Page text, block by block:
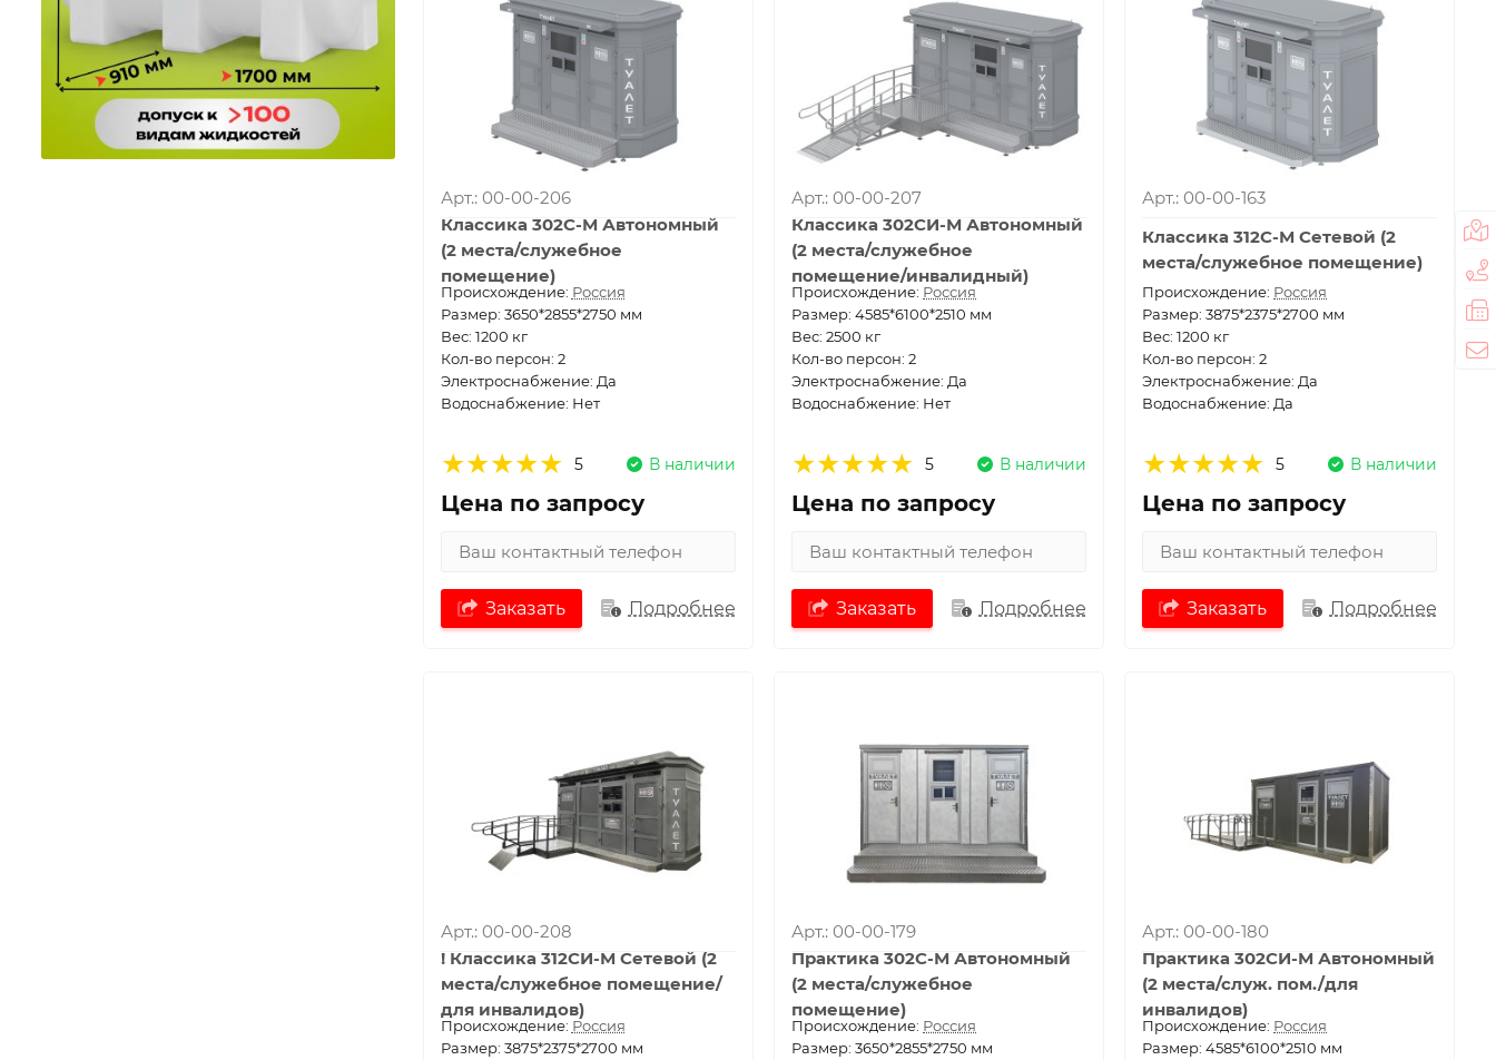
Арт.: 00-00-206
Классика 302С-М Автономный
(2 места/служебное
помещение)
Проиcхождение: Россия
Размер: 3650*2855*2750 мм
Вес: 1200 кг
Кол-во персон: 2
Электроснабжение: Да
Водоснабжение: Нет
5 В наличии
Цена по запросу
Заказать Подробнее
Арт.: 00-00-207
Классика 302СИ-М Автономный
(2 места/служебное
помещение/инвалидный)
Проиcхождение: Россия
Размер: 4585*6100*2510 мм
Вес: 2500 кг
Кол-во персон: 2
Электроснабжение: Да
Водоснабжение: Нет
5 В наличии
Цена по запросу
Заказать Подробнее
Арт.: 00-00-163
Классика 312С-М Сетевой (2
места/служебное помещение)
Проиcхождение: Россия
Размер: 3875*2375*2700 мм
Вес: 1200 кг
Кол-во персон: 2
Электроснабжение: Да
Водоснабжение: Да
5 В наличии
Цена по запросу
Заказать Подробнее
Арт.: 00-00-208
! Классика 312СИ-М Сетевой (2
места/служебное помещение/
для инвалидов)
Проиcхождение: Россия
Размер: 3875*2375*2700 мм
Арт.: 00-00-179
Практика 302С-М Автономный
(2 места/служебное
помещение)
Проиcхождение: Россия
Размер: 3650*2855*2750 мм
Арт.: 00-00-180
Практика 302СИ-М Автономный
(2 места/служ. пом./для
инвалидов)
Проиcхождение: Россия
Размер: 4585*6100*2510 мм